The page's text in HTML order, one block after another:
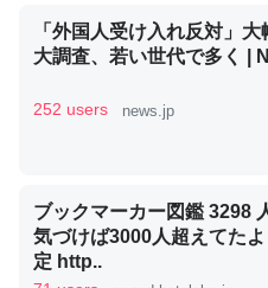
これを元に考えるとカルシ
類は苦労してるんだな…。腹
─ニュース :: 【研究発表】昆虫学
いのか」に関する新仮説
「外国人受け入れ反対」
大調査、若い世代で多く |
252 users news.jp
ブックマーカー図鑑 3298
気づけば3000人超えてた
定 http..